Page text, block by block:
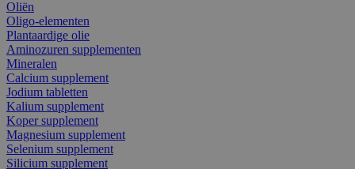
Oliën
Oligo-elementen
Plantaardige olie
Aminozuren supplementen
Mineralen
Calcium supplement
Jodium tabletten
Kalium supplement
Koper supplement
Magnesium supplement
Selenium supplement
Silicium supplement